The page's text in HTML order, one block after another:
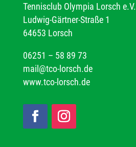
Tennisclub Olympia Lorsch e.V.
Ludwig-Gärtner-Straße 1
64653 Lorsch
06251 – 58 89 73
mail@tco-lorsch.de
www.tco-lorsch.de